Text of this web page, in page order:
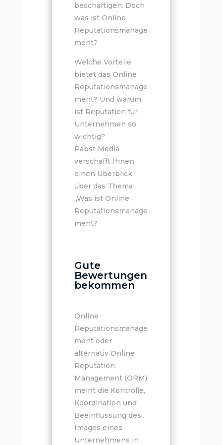
beschäftigen. Doch
was ist Online
Reputationsmanage
ment?
Welche Vorteile
bietet das Online
Reputationsmanage
ment? Und warum
ist Reputation für
Unternehmen so
wichtig?
Pabst Media
verschafft Ihnen
einen Überblick
über das Thema
„Was ist Online
Reputationsmanage
ment?
Gute
Bewertungen
bekommen
Online
Reputationsmanage
ment oder
alternativ Online
Reputation
Management (ORM)
meint die Kontrolle,
Koordination und
Beeinflussung des
Images eines
Unternehmens in